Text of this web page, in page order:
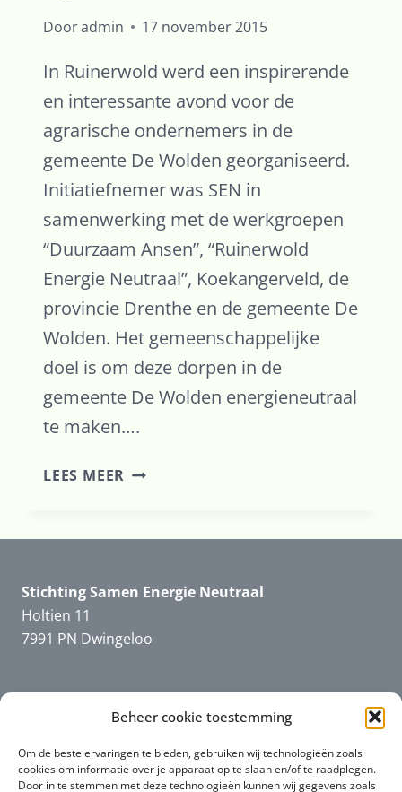
Beheer cookie toestemming
Om de beste ervaringen te bieden, gebruiken wij technologieën zoals
cookies om informatie over je apparaat op te slaan en/of te raadplegen.
Door in te stemmen met deze technologieën kunnen wij gegevens zoals
Dooradmin 17 november 2015
In Ruinerwold werd een inspirerende
en interessante avond voor de
agrarische ondernemers in de
gemeente De Wolden georganiseerd.
Initiatiefnemer was SEN in
samenwerking met de werkgroepen
“Duurzaam Ansen”, “Ruinerwold
Energie Neutraal”, Koekangerveld, de
provincie Drenthe en de gemeente De
Wolden. Het gemeenschappelijke
doel is om deze dorpen in de
gemeente De Wolden energieneutraal
te maken….
LEES MEER SEN
VOOR
ONDERNEMERS
Stichting Samen Energie Neutraal
Holtien 11
7991 PN Dwingeloo
SEN